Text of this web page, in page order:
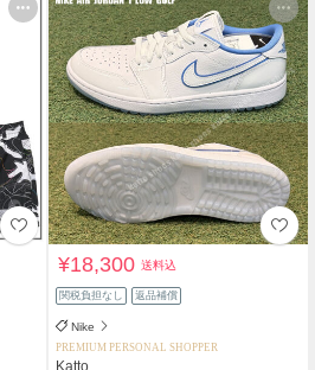
¥18,300送料込
関税負担なし 返品補償
Nike
PREMIUM PERSONAL SHOPPER
Katto